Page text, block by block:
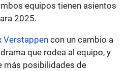
equipos tienen asientos
2025.
Verstappen con un cambio a
que rodea al equipo, y
más posibilidades de